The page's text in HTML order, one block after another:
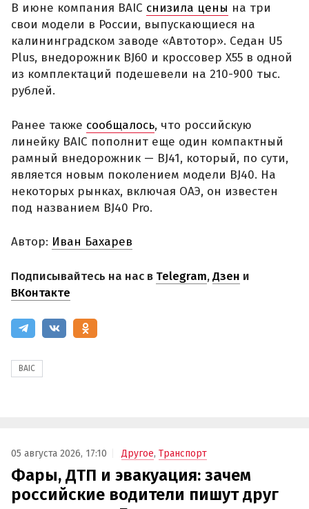
В июне компания BAIC снизила цены на три
свои модели в России, выпускающиеся на
калининградском заводе «Автотор». Седан U5
Plus, внедорожник BJ60 и кроссовер X55 в одной
из комплектаций подешевели на 210-900 тыс.
рублей.
Ранее также сообщалось, что российскую
линейку BAIC пополнит еще один компактный
рамный внедорожник — BJ41, который, по сути,
является новым поколением модели BJ40. На
некоторых рынках, включая ОАЭ, он известен
под названием BJ40 Pro.
Автор: Иван Бахарев
Подписывайтесь на нас в Telegram,Дзен и
ВКонтакте
BAIC
05 августа 2026, 17:10 Другое, Транспорт
Фары, ДТП и эвакуация: зачем
российские водители пишут друг